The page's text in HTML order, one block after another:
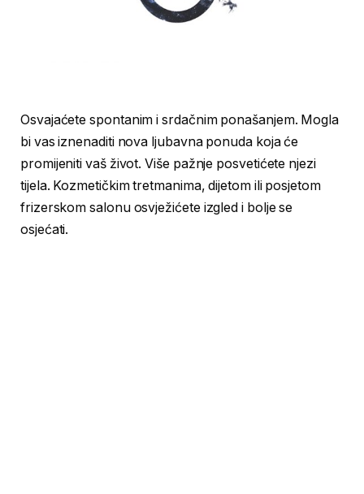
Osvajaćete spontanim i srdačnim ponašanjem. Mogla
bi vas iznenaditi nova ljubavna ponuda koja će
promijeniti vaš život. Više pažnje posvetićete njezi
tijela. Kozmetičkim tretmanima, dijetom ili posjetom
frizerskom salonu osvježićete izgled i bolje se
osjećati.